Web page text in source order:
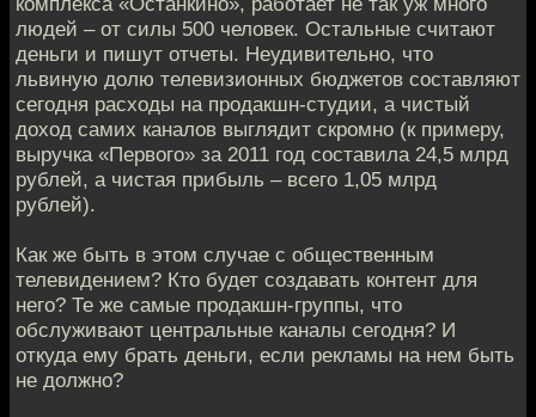
людей – от силы 500 человек. Остальные считают
деньги и пишут отчеты. Неудивительно, что
львиную долю телевизионных бюджетов составляют
сегодня расходы на продакшн-студии, а чистый
доход самих каналов выглядит скромно (к примеру,
выручка «Первого» за 2011 год составила 24,5 млрд
рублей, а чистая прибыль – всего 1,05 млрд
рублей).
Как же быть в этом случае с общественным
телевидением? Кто будет создавать контент для
него? Те же самые продакшн-группы, что
обслуживают центральные каналы сегодня? И
откуда ему брать деньги, если рекламы на нем быть
не должно?